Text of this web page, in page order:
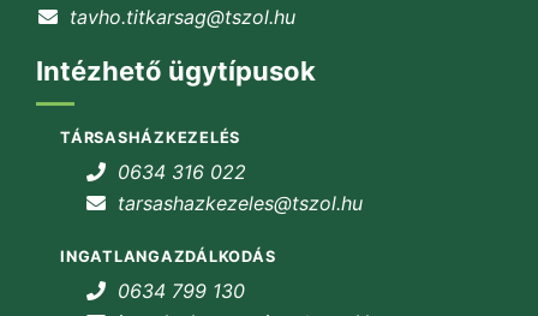
tavho.titkarsag@tszol.hu
Intézhető ügytípusok
TÁRSASHÁZKEZELÉS
0634 316 022
tarsashazkezeles@tszol.hu
INGATLANGAZDÁLKODÁS
0634 799 130